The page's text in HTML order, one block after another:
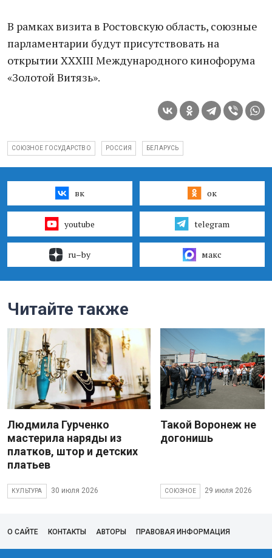
В рамках визита в Ростовскую область, союзные
парламентарии будут присутствовать на
открытии XXXIII Международного кинофорума
«Золотой Витязь».
СОЮЗНОЕ ГОСУДАРСТВО РОССИЯ БЕЛАРУСЬ
вк ок
youtube telegram
ru–by макс
Читайте также
Людмила Гурченко
мастерила наряды из
платков, штор и детских
платьев
КУЛЬТУРА 30 июля 2026
Такой Воронеж не
догонишь
СОЮЗНОЕ 29 июля 2026
О САЙТЕ КОНТАКТЫ АВТОРЫ ПРАВОВАЯ ИНФОРМАЦИЯ